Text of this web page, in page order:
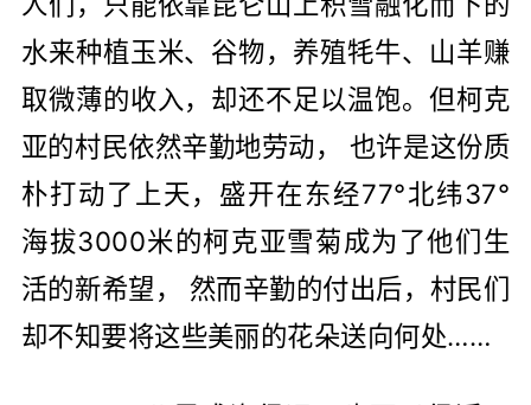
水来种植玉米、谷物，养殖牦牛、山羊赚
取微薄的收入，却还不足以温饱。但柯克
亚的村民依然辛勤地劳动， 也许是这份质
朴打动了上天，盛开在东经77°北纬37°
海拔3000米的柯克亚雪菊成为了他们生
活的新希望， 然而辛勤的付出后，村民们
却不知要将这些美丽的花朵送向何处……